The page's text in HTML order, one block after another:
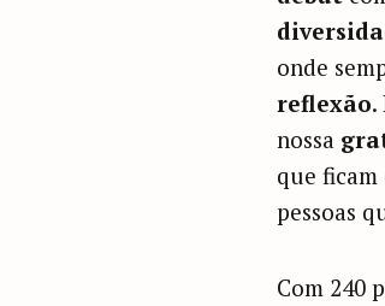
onde
reflexão.
nossa
que
pessoas
Com 240